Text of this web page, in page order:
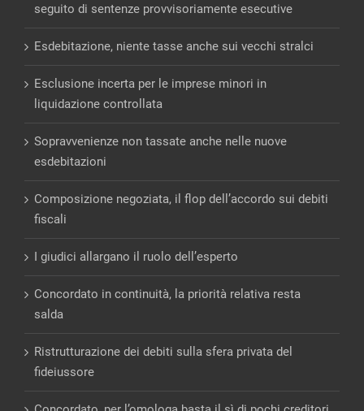
seguito di sentenze provvisoriamente esecutive
Esdebitazione, niente tasse anche sui vecchi stralci
Esclusione incerta per le imprese minori in
liquidazione controllata
Sopravvenienze non tassate anche nelle nuove
esdebitazioni
Composizione negoziata, il flop dell’accordo sui debiti
fiscali
I giudici allargano il ruolo dell’esperto
Concordato in continuità, la priorità relativa resta
salda
Ristrutturazione dei debiti sulla sfera privata del
fideiussore